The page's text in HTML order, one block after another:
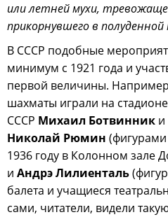
или летней мухи,
прикорнувшего в
В СССР подобные
минимум с 1921 года и
первой величины.
шахматы играли на
СССР Михаил Ботвинник
Николай Рюмин
1936 году в Колонном зале
и Андрэ Лилиенталь
балета и учащиеся
сами, читатели, видели